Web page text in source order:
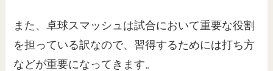
また、卓球スマッシュは試合において重要な役割
を担っている訳なので、習得するためには打ち方
などが重要になってきます。